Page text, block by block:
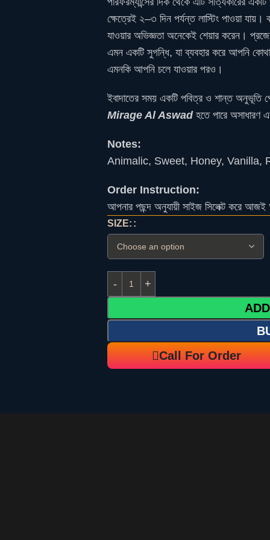
ক্ষেত্রেই ২–৩ দিন পর্যন্ত লাস্টিং পাওয়া
যাওয়ার অভিজ্ঞতা অনেকেই শেয়ার করেন।
এমন একটি সুগন্ধি, যা ব্যবহার করে আপনি
এমনকি আপনি চলে যাওয়ার পরও।
ইবাদাতের সময় একটি পবিত্র ও শান্ত অনুভূতি
Mirage Al Aswad হতে পারে অসাধারণ
Notes:
Animalic, Sweet, Honey, Vanilla,
Order Instruction:
আপনার পছন্দ অনুযায়ী সাইজ সিলেক্ট করে
SIZE:
Call For Order